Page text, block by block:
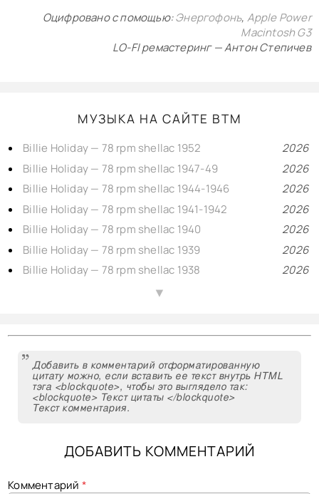
Оцифровано с помощью:Энергофонъ, Apple Power
Macintosh G3
LO-FI ремастеринг — Антон Степичев
МУЗЫКА НА САЙТЕ BTM
Billie Holiday — 78 rpm shellac 1952
2026
Billie Holiday — 78 rpm shellac 1947-49
2026
Billie Holiday — 78 rpm shellac 1944-1946
2026
Billie Holiday — 78 rpm shellac 1941-1942
2026
Billie Holiday — 78 rpm shellac 1940
2026
Billie Holiday — 78 rpm shellac 1939
2026
Billie Holiday — 78 rpm shellac 1938
2026
Billie Holiday — 78 rpm shellac 1937
Django Reinhardt & Stéphane Grappelli — 3, 78rpm shellac 1935-1939
▲
Добавить в комментарий отформатированную
цитату можно, если вставить ее текст внутрь HTML
тэга <blockquote>, чтобы это выглядело так:
<blockquote> Текст цитаты </blockquote>
Текст комментария.
ДОБАВИТЬ КОММЕНТАРИЙ
Комментарий *